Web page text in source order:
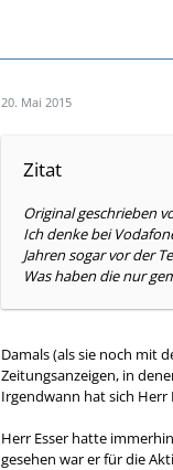
20. Mai 2015
Zitat
Original geschrieben
Ich denke bei
Jahren sogar vor der
Was haben die nur
Damals (als sie noch mit
Zeitungsanzeigen, in
Irgendwann hat sich Herr
Herr Esser hatte
gesehen war er für die